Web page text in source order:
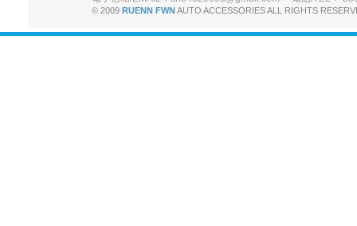
© 2009 RUENN FWNAUTO ACCESSORIES ALL RIGHTS